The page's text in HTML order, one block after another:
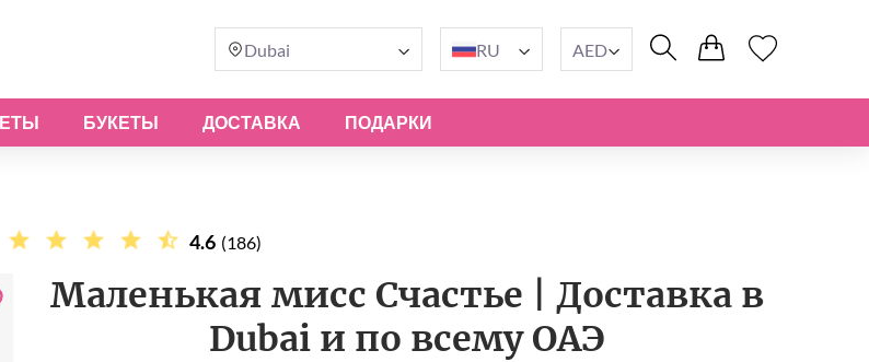
Dubai RU AED
БУКЕТЫ ДОСТАВКА ПОДАРКИ
4.6 (186)
Маленькая мисс Счастье | Доставка в
Dubai и по всему ОАЭ